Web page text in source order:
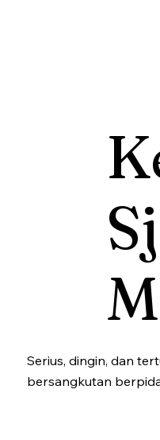
Serius, dingin, dan
bersangkutan